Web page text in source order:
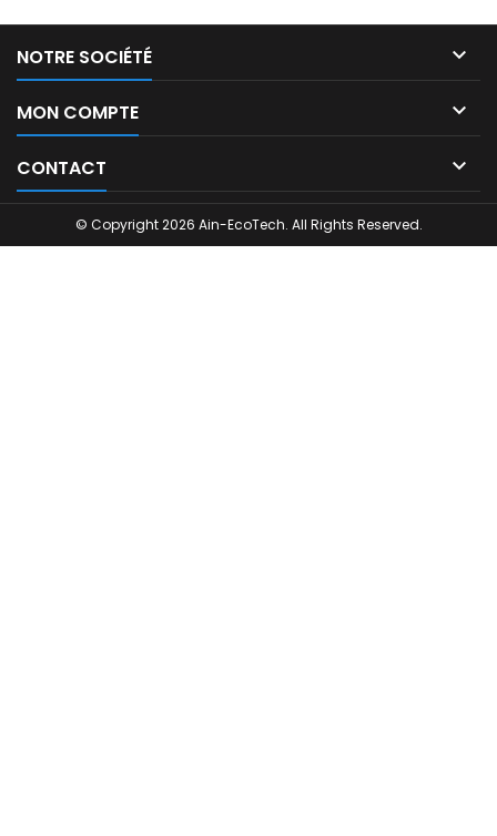
NOTRE SOCIÉTÉ 
MON COMPTE 
CONTACT 
© Copyright 2026 Ain-EcoTech. All Rights Reserved.